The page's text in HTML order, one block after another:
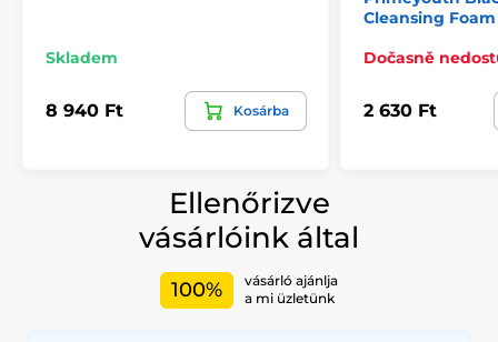
Skladem
8 940 Ft Kosárba
Cleansing
Dočasně
2 630 Ft
Ellenőrizve
vásárlóink által
100%
vásárló ajánlja
a mi üzletünk